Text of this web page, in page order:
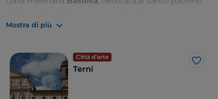
potrete concedervi una giornata tra storia, cultura e
dedicato al cioccolato con laboratori didattici,
spettacoli itineranti, degustazioni al buio e il
villaggio di cioccolato
Mostra di più
Città d'arte
Like
Terni